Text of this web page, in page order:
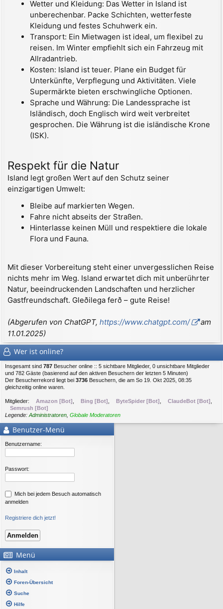
Wetter und Kleidung: Das Wetter in Island ist
unberechenbar. Packe Schichten, wetterfeste
Kleidung und festes Schuhwerk ein.
Transport: Ein Mietwagen ist ideal, um flexibel zu
reisen. Im Winter empfiehlt sich ein Fahrzeug mit
Allradantrieb.
Kosten: Island ist teuer. Plane ein Budget für
Unterkünfte, Verpflegung und Aktivitäten. Viele
Supermärkte bieten erschwingliche Optionen.
Sprache und Währung: Die Landessprache ist
Isländisch, doch Englisch wird weit verbreitet
gesprochen. Die Währung ist die isländische Krone
(ISK).
Respekt für die Natur
Island legt großen Wert auf den Schutz seiner
einzigartigen Umwelt:
Bleibe auf markierten Wegen.
Fahre nicht abseits der Straßen.
Hinterlasse keinen Müll und respektiere die lokale
Flora und Fauna.
Mit dieser Vorbereitung steht einer unvergesslichen Reise
nichts mehr im Weg. Island erwartet dich mit unberührter
Natur, beeindruckenden Landschaften und herzlicher
Gastfreundschaft. Gleðilega ferð – gute Reise!
(Abgerufen von ChatGPT, https://www.chatgpt.com/
am
11.01.2025)
Wer ist online?
Insgesamt sind 787 Besucher online :: 5 sichtbare Mitglieder, 0 unsichtbare Mitglieder
und 782 Gäste (basierend auf den aktiven Besuchern der letzten 5 Minuten)
Der Besucherrekord liegt bei 3736 Besuchern, die am So 19. Okt 2025, 08:35
gleichzeitig online waren.
Mitglieder: Amazon [Bot] Bing [Bot] ByteSpider [Bot] ClaudeBot [Bot]
Semrush [Bot]
Legende: Administratoren Globale Moderatoren
Benutzer-Menü
Benutzername:
Passwort:
Mich bei jedem Besuch automatisch
anmelden
Registriere dich jetzt!
Menü
Inhalt
Foren-Übersicht
Suche
Hilfe